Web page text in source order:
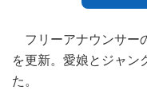
フリーアナウンサー
を更新。愛娘とジャン
た。